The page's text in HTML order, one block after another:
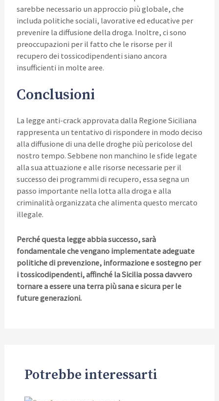
sarebbe necessario un approccio più globale, che
includa politiche sociali, lavorative ed educative per
prevenire la diffusione della droga. Inoltre, ci sono
preoccupazioni per il fatto che le risorse per il
recupero dei tossicodipendenti siano ancora
insufficienti in molte aree.
Conclusioni
La legge anti-crack approvata dalla Regione Siciliana
rappresenta un tentativo di rispondere in modo deciso
alla diffusione di una delle droghe più pericolose del
nostro tempo. Sebbene non manchino le sfide legate
alla sua attuazione e alle risorse necessarie per il
successo dei programmi di recupero, essa segna un
passo importante nella lotta alla droga e alla
criminalità organizzata che alimenta questo mercato
illegale.
Perché questa legge abbia successo, sarà
fondamentale che vengano implementate adeguate
politiche di prevenzione, informazione e sostegno per
i tossicodipendenti, affinché la Sicilia possa davvero
tornare a essere una terra più sana e sicura per le
future generazioni.
Potrebbe interessarti